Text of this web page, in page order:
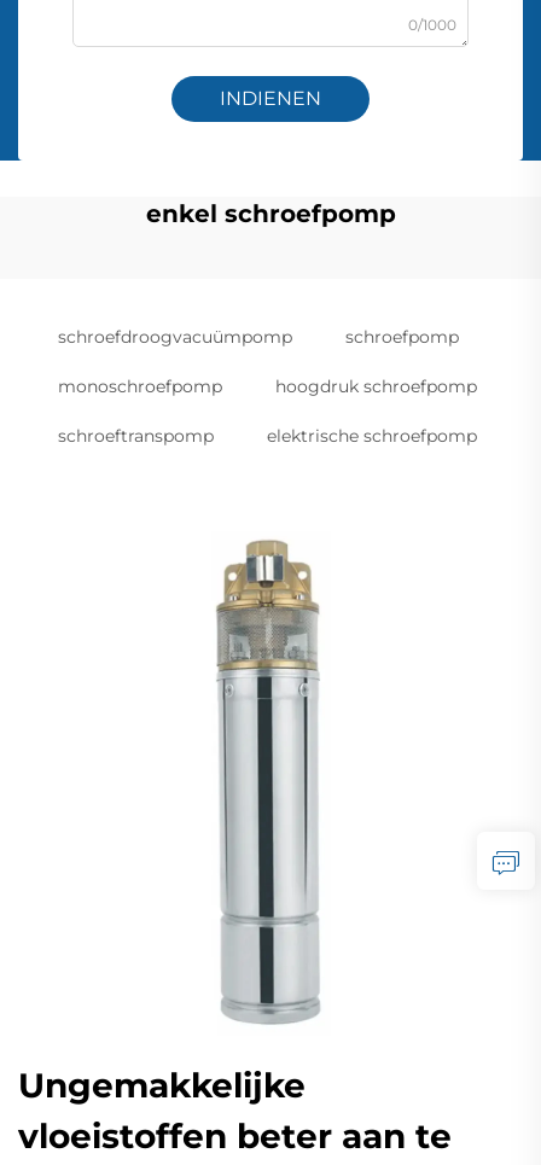
0/1000
INDIENEN
enkel schroefpomp
schroefdroogvacuümpomp schroefpomp
monoschroefpomp hoogdruk schroefpomp
schroeftranspomp elektrische schroefpomp
Ungemakkelijke
vloeistoffen beter aan te